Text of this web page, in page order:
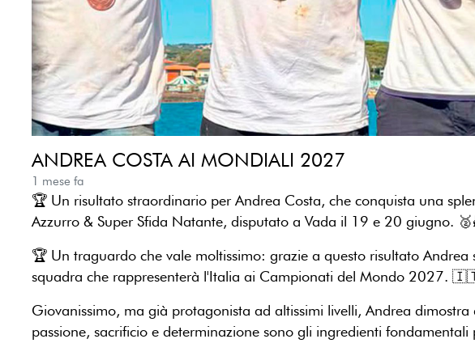
ANDREA COSTA AI MONDIALI 2027
1 mese fa
🏆 Un risultato straordinario per Andrea Costa, che conquista una
Azzurro & Super Sfida Natante, disputato a Vada il 19 e 20 giugno.
🏆 Un traguardo che vale moltissimo: grazie a questo risultato Andrea
squadra che rappresenterà l'Italia ai Campionati del Mondo 2027.
Giovanissimo, ma già protagonista ad altissimi livelli, Andrea
passione, sacrificio e determinazione sono gli ingredienti